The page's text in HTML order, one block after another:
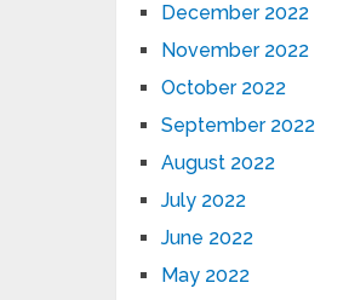
December 2022
November 2022
October 2022
September 2022
August 2022
July 2022
June 2022
May 2022